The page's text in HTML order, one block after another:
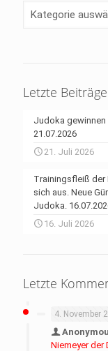
Letzte Beiträge
Judoka gewinnen
21.07.2026
21. Juli 2026
Trainingsfleiß
sich aus. Neue
Judoka.
16. Juli 2026
Letzte
4. November
Niemeyer der